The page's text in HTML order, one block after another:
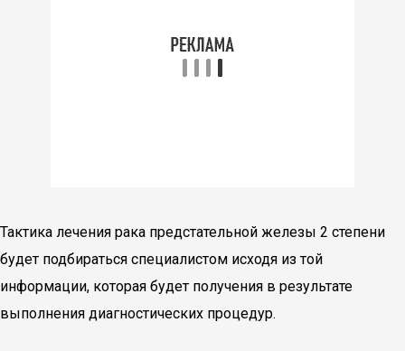
Тактика лечения рака предстательной железы 2 степени
будет подбираться специалистом исходя из той
информации, которая будет получения в результате
выполнения диагностических процедур.